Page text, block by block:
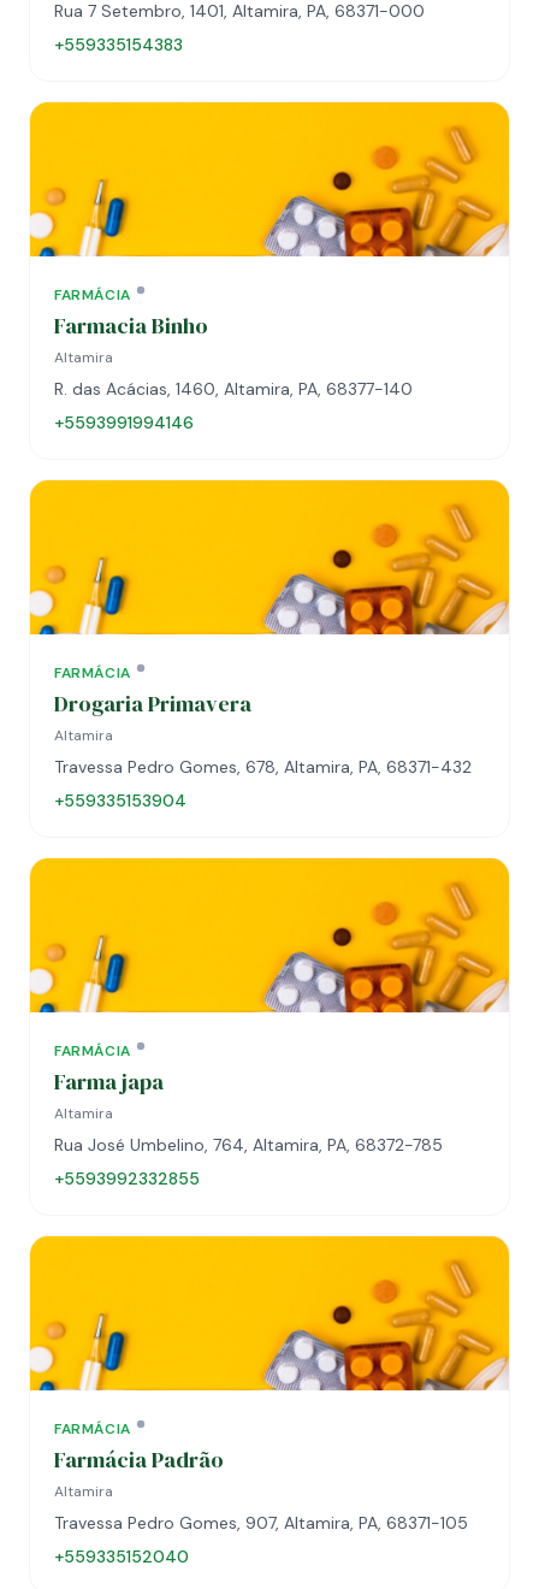
Rua 7 Setembro, 1401, Altamira, PA, 68371-000
+559335154383
FARMÁCIA
Farmacia Binho
Altamira
R. das Acácias, 1460, Altamira, PA, 68377-140
+5593991994146
FARMÁCIA
Drogaria Primavera
Altamira
Travessa Pedro Gomes, 678, Altamira, PA, 68371-432
+559335153904
FARMÁCIA
Farma japa
Altamira
Rua José Umbelino, 764, Altamira, PA, 68372-785
+5593992332855
FARMÁCIA
Farmácia Padrão
Altamira
Travessa Pedro Gomes, 907, Altamira, PA, 68371-105
+559335152040